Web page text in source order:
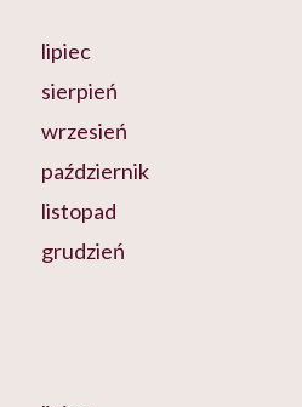
lipiec
sierpień
wrzesień
październik
listopad
grudzień